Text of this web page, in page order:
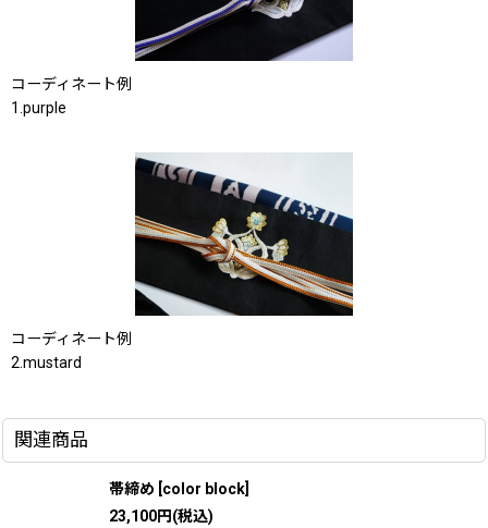
コーディネート例
1.purple
コーディネート例
2.mustard
関連商品
帯締め color block
23,100円(税込)